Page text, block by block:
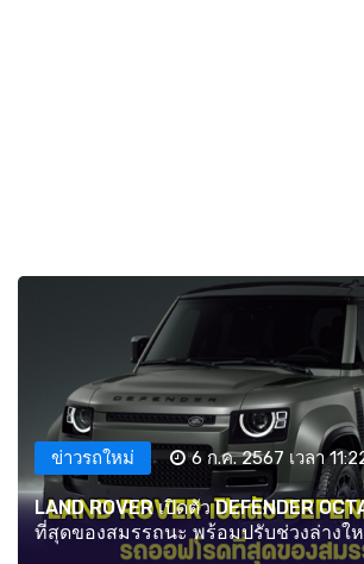
ข่าวรถใหม่ 6 ก.ค. 2567 เวลา
LAND ROVER เปิดตัว DEFENDER
ที่สุดของสมรรถนะ พร้อมปรับช่วงล่างใ